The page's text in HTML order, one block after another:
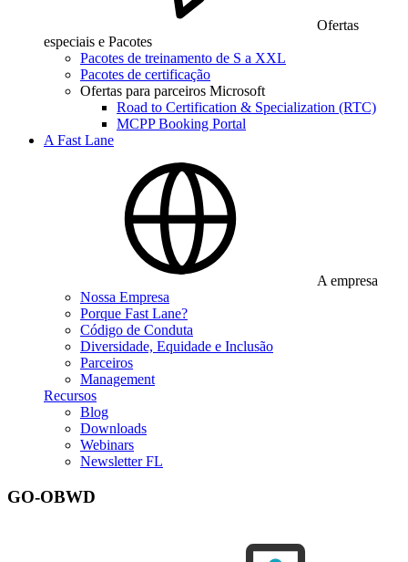
Ofertas
especiais e Pacotes
Pacotes de treinamento de S a XXL
Pacotes de certificação
Ofertas para parceiros Microsoft
Road to Certification & Specialization (RTC)
MCPP Booking Portal
A Fast Lane
A empresa
Nossa Empresa
Porque Fast Lane?
Código de Conduta
Diversidade, Equidade e Inclusão
Parceiros
Management
Recursos
Blog
Downloads
Webinars
Newsletter FL
GO-OBWD